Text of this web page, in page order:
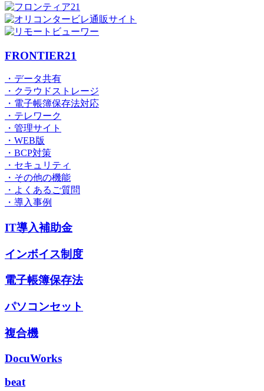
FRONTIER21
・データ共有
・クラウドストレージ
・電子帳簿保存法対応
・テレワーク
・管理サイト
・WEB版
・BCP対策
・セキュリティ
・その他の機能
・よくあるご質問
・導入事例
IT導入補助金
インボイス制度
電子帳簿保存法
パソコンセット
複合機
DocuWorks
beat